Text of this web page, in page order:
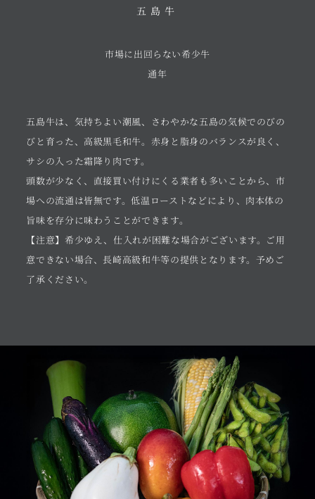
五島牛
市場に出回らない希少牛
通年
五島牛は、気持ちよい潮風、さわやかな五島の気候でのびの
びと育った、高級黒毛和牛。赤身と脂身のバランスが良く、
サシの入った霜降り肉です。
頭数が少なく、直接買い付けにくる業者も多いことから、市
場への流通は皆無です。低温ローストなどにより、肉本体の
旨味を存分に味わうことができます。
【注意】希少ゆえ、仕入れが困難な場合がございます。ご用
意できない場合、長崎高級和牛等の提供となります。予めご
了承ください。